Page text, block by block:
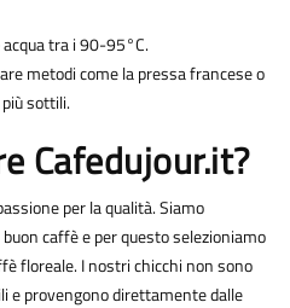
tra i 90-95°C.
metodi come la pressa francese o
sottili.
Cafedujour.it?
per la qualità. Siamo
caffè e per questo selezioniamo
floreale. I nostri chicchi non sono
e provengono direttamente dalle